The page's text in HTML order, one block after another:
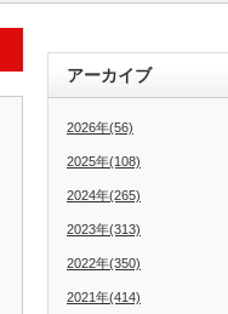
アーカイブ
2026年(56)
2025年(108)
2024年(265)
2023年(313)
2022年(350)
2021年(414)